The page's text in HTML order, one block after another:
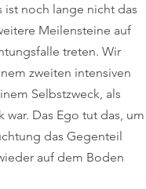
ist noch lange nicht das
Meilensteine auf
treten. Wir
zweiten intensiven
Selbstzweck, als
Das Ego tut das, um
das Gegenteil
auf dem Boden